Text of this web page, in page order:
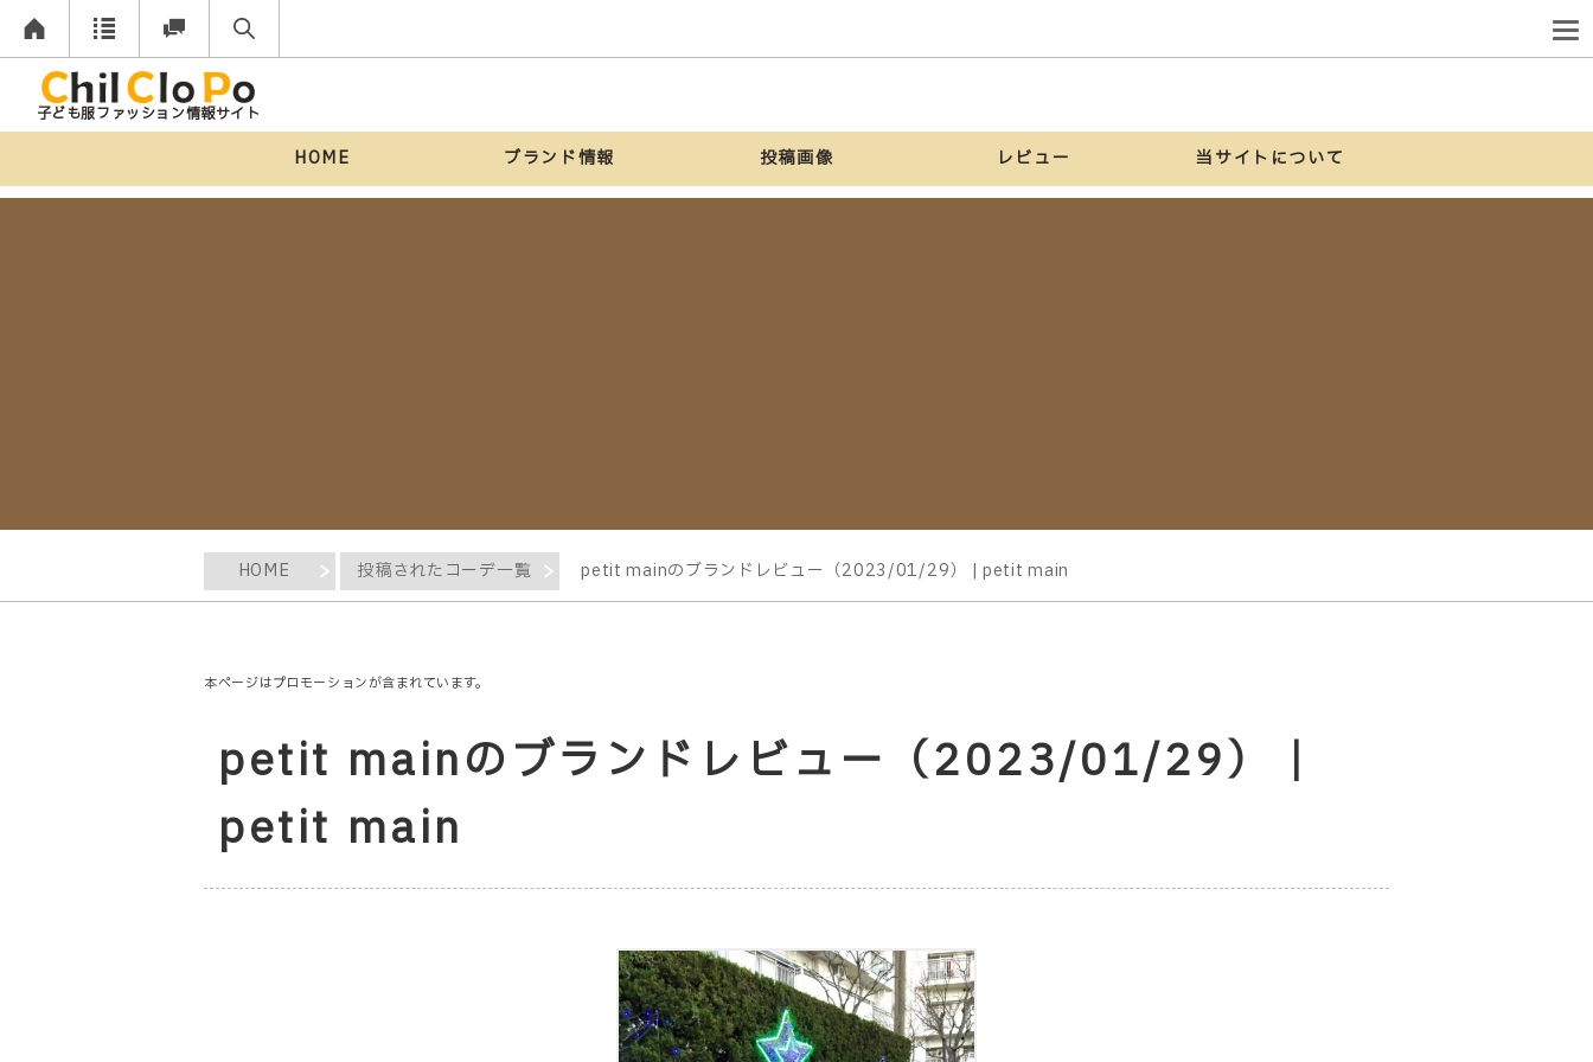
子ども服ファッション情報サイト
HOME ブランド情報 投稿画像 レビュー 当サイトについて
HOME 投稿されたコーデ一覧 petit mainのブランドレビュー（2023/01/29） | petit main
本ページはプロモーションが含まれています。
petit mainのブランドレビュー（2023/01/29） |
petit main